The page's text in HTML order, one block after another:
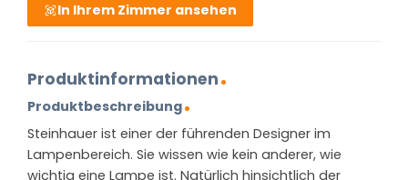
In Ihrem Zimmer ansehen
Produktinformationen
Produktbeschreibung
Steinhauer ist einer der führenden Designer im
Lampenbereich. Sie wissen wie kein anderer, wie
wichtig eine Lampe ist. Natürlich hinsichtlich der